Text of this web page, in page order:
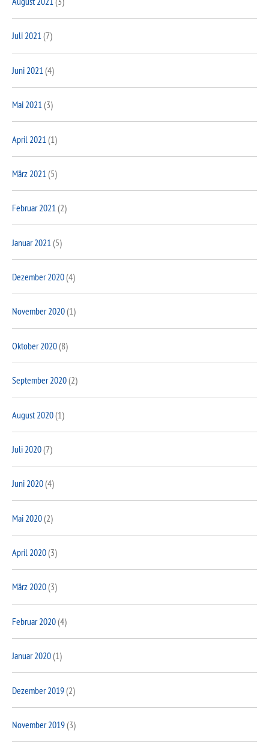
Juli 2021(7)
Juni 2021 (4)
Mai 2021(3)
April 2021 (1)
März 2021 (5)
Februar 2021(2)
Januar 2021 (5)
Dezember 2020(4)
November 2020(1)
Oktober 2020(8)
September 2020(2)
August 2020(1)
Juli 2020(7)
Juni 2020(4)
Mai 2020(2)
April 2020(3)
März 2020(3)
Februar 2020(4)
Januar 2020(1)
Dezember 2019(2)
November 2019(3)